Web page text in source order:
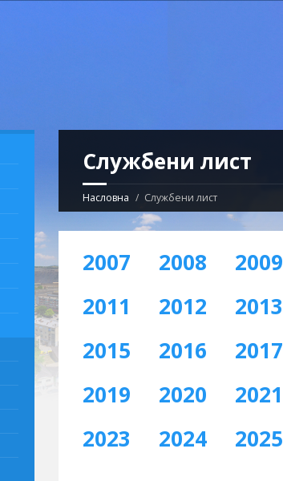
Службени лист
Насловна Службени лист
2007 2008 2009
2011
2012 2013
2015
2016 2017
2019
2020 2021
2023
2024 2025